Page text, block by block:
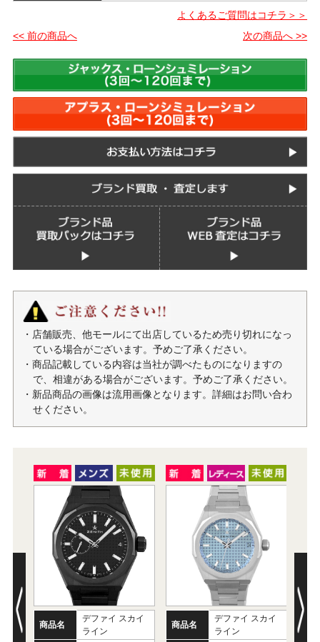
よくあるご質問はコチラ＞＞
<< 前の商品へ
次の商品へ >>
・店舗販売、他モールにて出店しているため売り切れになっ
ている場合がございます。予めご了承ください。
・商品記載している内容は当社が調べたものになりますの
で、相違がある場合がございます。予めご了承ください。
・新品商品の画像は流用画像となります。詳細はお問い合わ
せください。
商品名
デファイ スカイ
ライン
商品名
デファイ スカイ
ライン